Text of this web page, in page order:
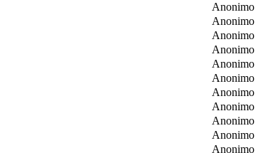
Anonimo
Anonimo
Anonimo
Anonimo
Anonimo
Anonimo
Anonimo
Anonimo
Anonimo
Anonimo
Anonimo